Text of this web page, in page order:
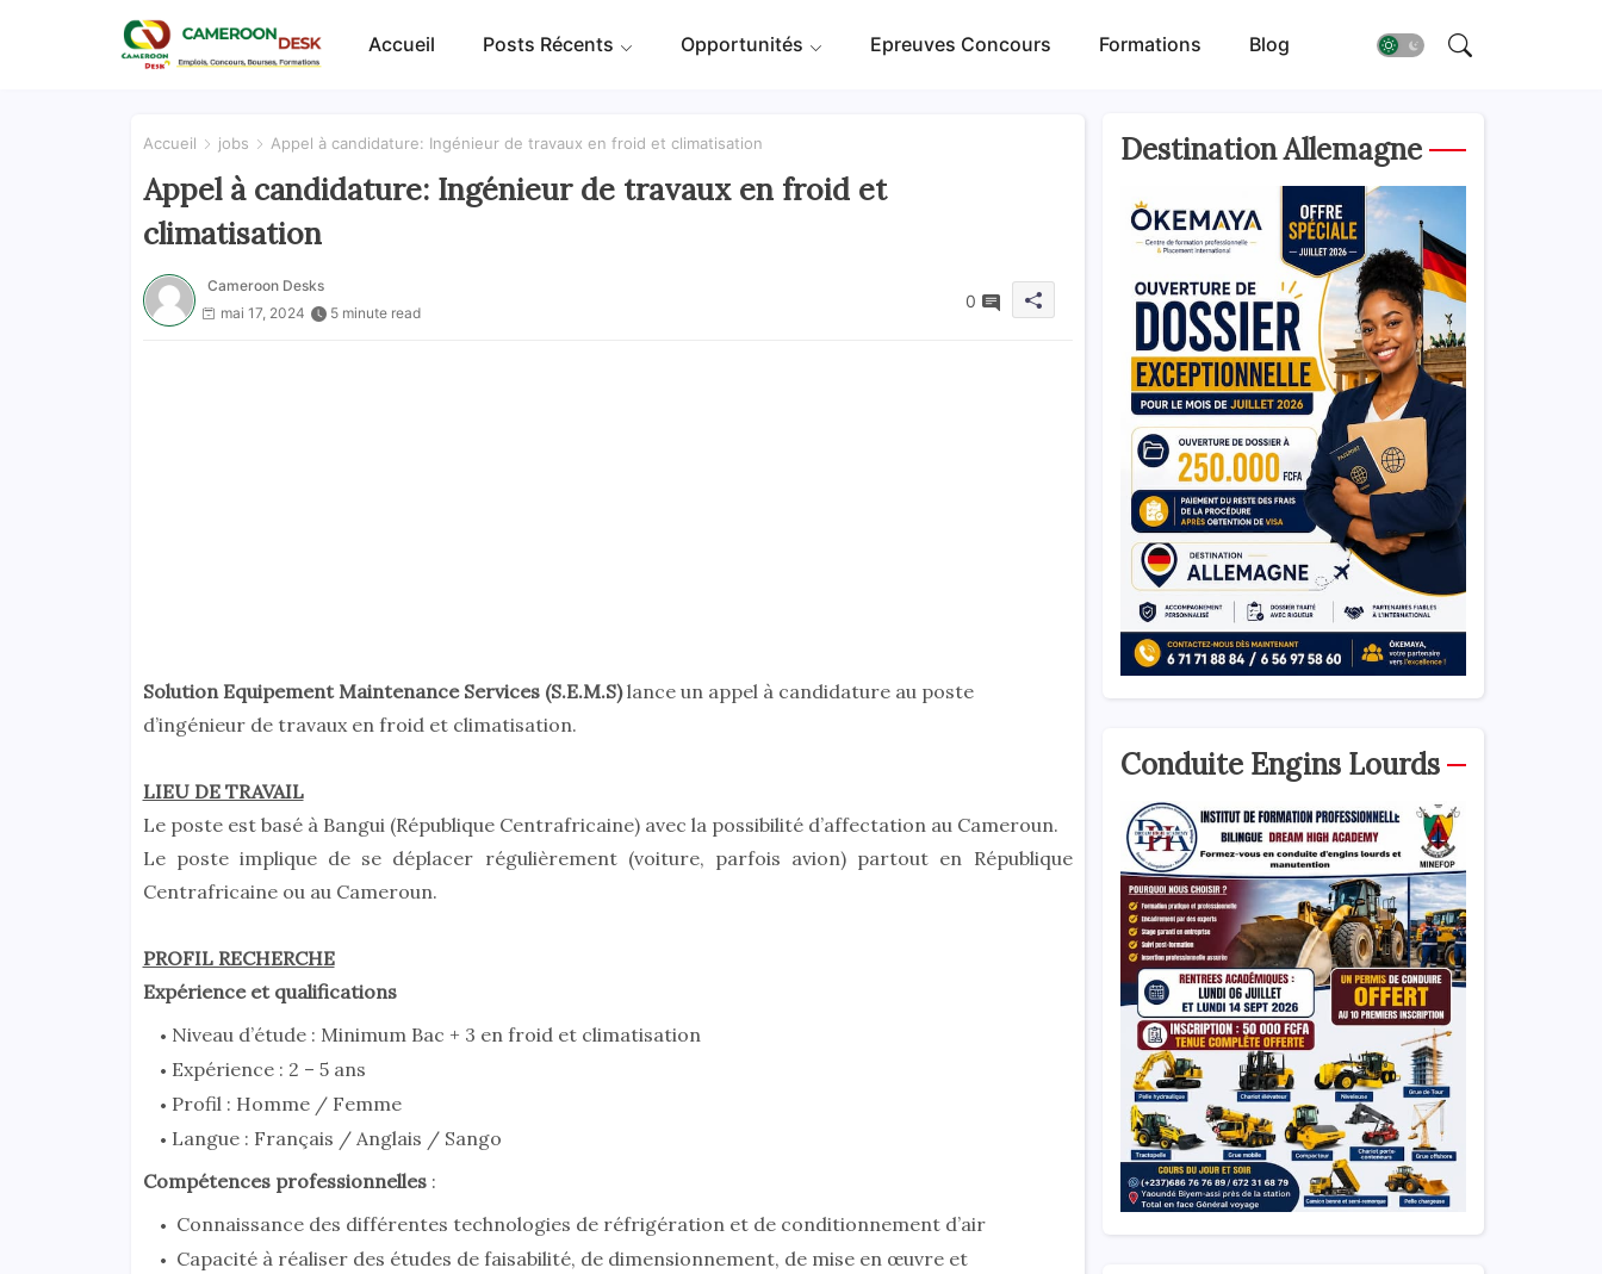
Accueil Posts Récents Opportunités Epreuves Concours Formations Blog
Accueil jobs Appel à candidature: Ingénieur de travaux en froid et climatisation
Appel à candidature: Ingénieur de travaux en froid et
climatisation
Cameroon Desks
mai 17, 2024
5 minute read
0
Solution Equipement Maintenance Services (S.E.M.S)lance un appel à candidature au poste
d’ingénieur de travaux en froid et climatisation.
LIEU DE TRAVAIL
Le poste est basé à Bangui (République Centrafricaine) avec la possibilité d’affectation au Cameroun.
Le poste implique de se déplacer régulièrement (voiture, parfois avion) partout en République
Centrafricaine ou au Cameroun.
PROFIL RECHERCHE
Expérience et qualifications
Niveau d’étude : Minimum Bac + 3 en froid et climatisation
Expérience : 2 – 5 ans
Profil : Homme / Femme
Langue : Français / Anglais / Sango
Compétences professionnelles :
Connaissance des différentes technologies de réfrigération et de conditionnement d’air
Capacité à réaliser des études de faisabilité, de dimensionnement, de mise en œuvre et
Destination Allemagne
Conduite Engins Lourds